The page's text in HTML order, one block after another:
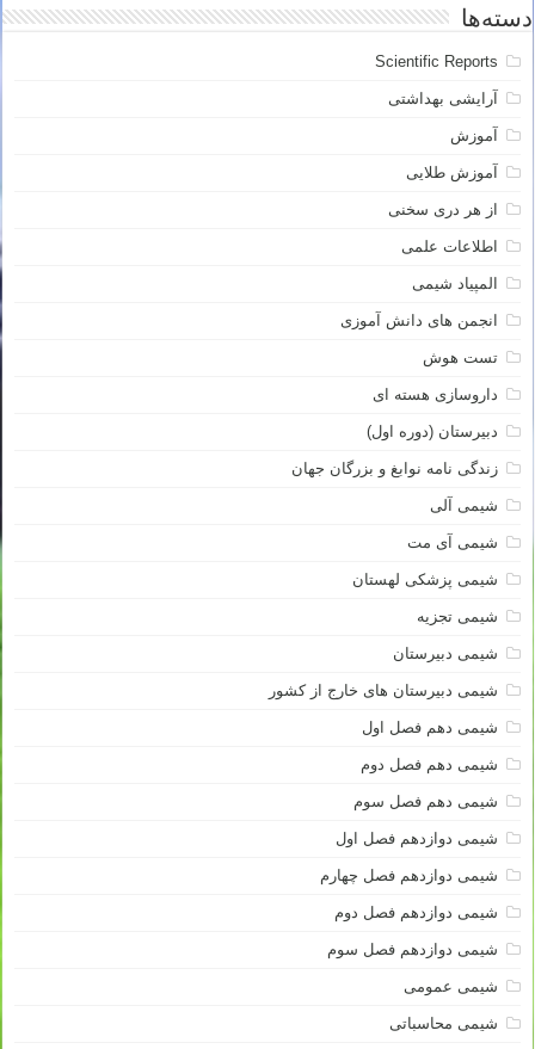
دسته‌ها
Scientific Reports
آرایشی بهداشتی
آموزش
آموزش طلایی
از هر دری سخنی
اطلاعات علمی
المپیاد شیمی
انجمن های دانش آموزی
تست هوش
داروسازی هسته ای
دبیرستان (دوره اول)
زندگی نامه نوابغ و بزرگان جهان
شیمی آلی
شیمی آی مت
شیمی پزشکی لهستان
شیمی تجزیه
شیمی دبیرستان
شیمی دبیرستان های خارج از کشور
شیمی دهم فصل اول
شیمی دهم فصل دوم
شیمی دهم فصل سوم
شیمی دوازدهم فصل اول
شیمی دوازدهم فصل چهارم
شیمی دوازدهم فصل دوم
شیمی دوازدهم فصل سوم
شیمی عمومی
شیمی محاسباتی